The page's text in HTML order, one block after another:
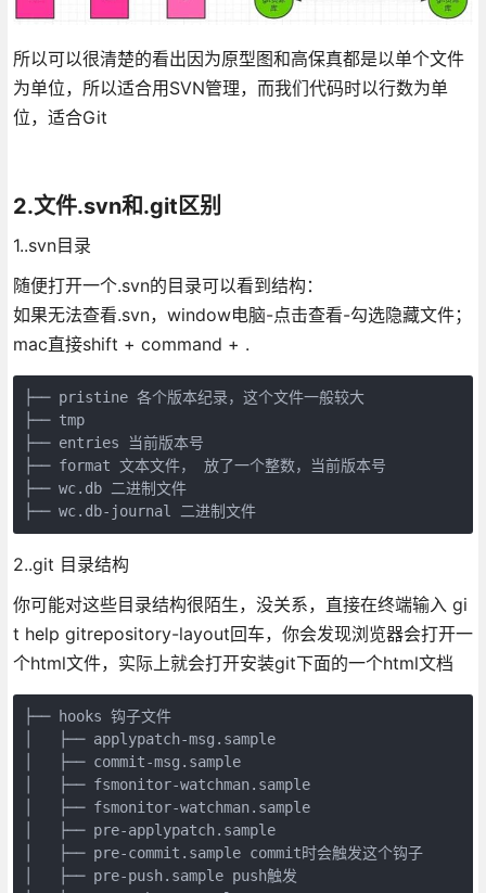
所以可以很清楚的看出因为原型图和高保真都是以单个文件
为单位，所以适合用SVN管理，而我们代码时以行数为单
位，适合Git
2.文件.svn和.git区别
1..svn目录
随便打开一个.svn的目录可以看到结构：
如果无法查看.svn，window电脑-点击查看-勾选隐藏文件；
mac直接shift + command + .
├── pristine 各个版本纪录，这个文件一般较大
├── tmp
├── entries 当前版本号
├── format 文本文件， 放了一个整数，当前版本号
├── wc.db 二进制文件
├── wc.db-journal 二进制文件
2..git 目录结构
你可能对这些目录结构很陌生，没关系，直接在终端输入 gi
t help gitrepository-layout回车，你会发现浏览器会打开一
个html文件，实际上就会打开安装git下面的一个html文档
├── hooks 钩子文件
│   ├── applypatch-msg.sample
│   ├── commit-msg.sample
│   ├── fsmonitor-watchman.sample
│   ├── fsmonitor-watchman.sample
│   ├── pre-applypatch.sample
│   ├── pre-commit.sample commit时会触发这个钩子
│   ├── pre-push.sample push触发